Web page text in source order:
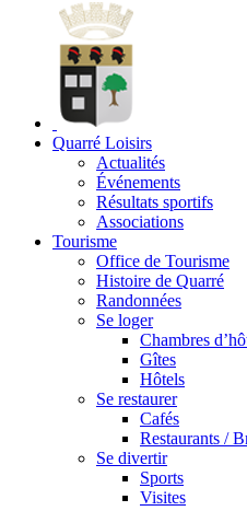
Quarré Loisirs
Actualités
Événements
Résultats sportifs
Associations
Tourisme
Office de Tourisme
Histoire de Quarré
Randonnées
Se loger
Chambres
Gîtes
Hôtels
Se restaurer
Cafés
Restaurants /
Se divertir
Sports
Visites